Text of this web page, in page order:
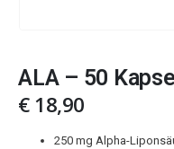
ALA – 50
€18,90
250 mg Alpha-